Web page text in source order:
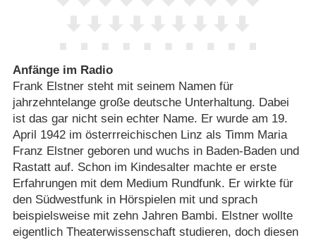
Anfänge im Radio
Frank Elstner steht mit seinem Namen für
jahrzehntelange große deutsche Unterhaltung. Dabei
ist das gar nicht sein echter Name. Er wurde am 19.
April 1942 im österrreichischen Linz als Timm Maria
Franz Elstner geboren und wuchs in Baden-Baden und
Rastatt auf. Schon im Kindesalter machte er erste
Erfahrungen mit dem Medium Rundfunk. Er wirkte für
den Südwestfunk in Hörspielen mit und sprach
beispielsweise mit zehn Jahren Bambi. Elstner wollte
eigentlich Theaterwissenschaft studieren, doch diesen